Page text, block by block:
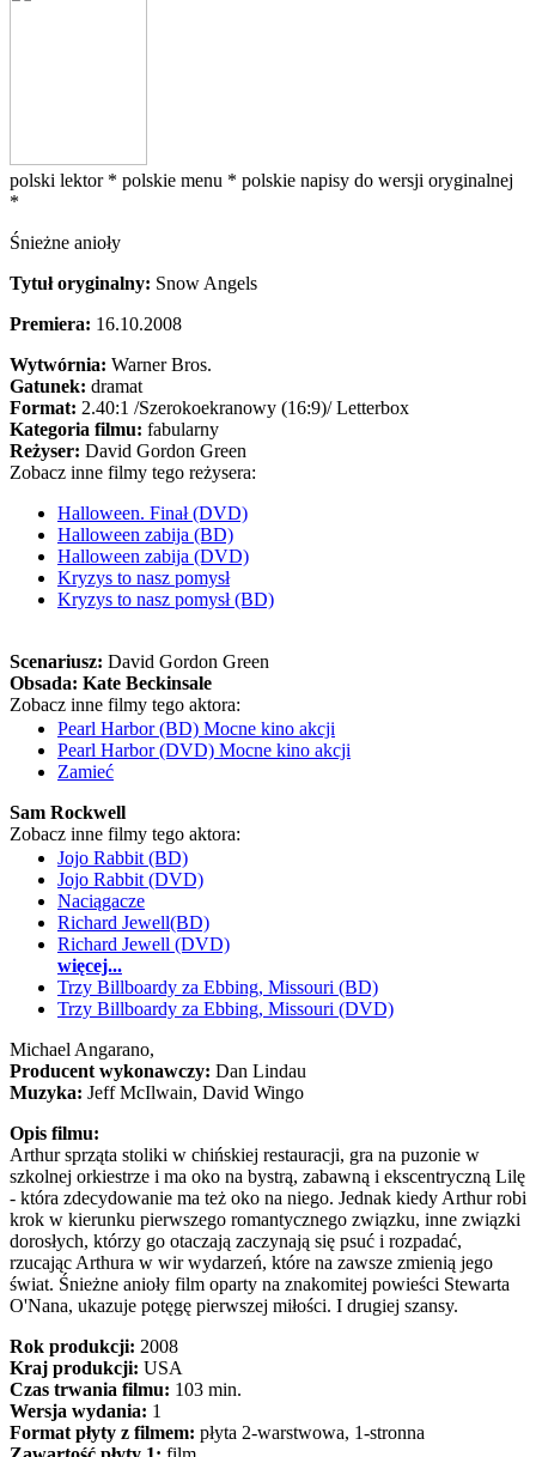
polski lektor * polskie menu * polskie napisy do wersji oryginalnej
*
Śnieżne anioły
Tytuł oryginalny: Snow Angels
Premiera: 16.10.2008
Wytwórnia: Warner Bros.
Gatunek: dramat
Format: 2.40:1 /Szerokoekranowy (16:9)/Letterbox
Kategoria filmu: fabularny
Reżyser: David Gordon Green
Zobacz inne filmy tego reżysera:
Halloween. Finał (DVD)
Halloween zabija (BD)
Halloween zabija (DVD)
Kryzys to nasz pomysł
Kryzys to nasz pomysł (BD)
Scenariusz: David Gordon Green
Obsada: Kate Beckinsale
Zobacz inne filmy tego aktora:
Pearl Harbor (BD) Mocne kino akcji
Pearl Harbor (DVD) Mocne kino akcji
Zamieć
Sam Rockwell
Zobacz inne filmy tego aktora:
Jojo Rabbit (BD)
Jojo Rabbit (DVD)
Naciągacze
Richard Jewell(BD)
Richard Jewell (DVD)
więcej...
Trzy Billboardy za Ebbing, Missouri (BD)
Trzy Billboardy za Ebbing, Missouri (DVD)
Michael Angarano,
Producent wykonawczy: Dan Lindau
Muzyka: Jeff McIlwain, David Wingo
Opis filmu:
Arthur sprząta stoliki w chińskiej restauracji, gra na puzonie w
szkolnej orkiestrze i ma oko na bystrą, zabawną i ekscentryczną Lilę
- która zdecydowanie ma też oko na niego. Jednak kiedy Arthur robi
krok w kierunku pierwszego romantycznego związku, inne związki
dorosłych, którzy go otaczają zaczynają się psuć i rozpadać,
rzucając Arthura w wir wydarzeń, które na zawsze zmienią jego
świat. Śnieżne anioły film oparty na znakomitej powieści Stewarta
O'Nana, ukazuje potęgę pierwszej miłości. I drugiej szansy.
Rok produkcji: 2008
Kraj produkcji: USA
Czas trwania filmu: 103 min.
Wersja wydania: 1
Format płyty z filmem: płyta 2-warstwowa, 1-stronna